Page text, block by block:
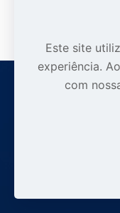
Este site
experiência.
com